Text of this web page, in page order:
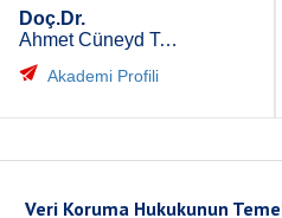
Doç.Dr.
Ahmet Cüneyd Tantuğ
Akademi Profili
Veri Koruma Hukukunun